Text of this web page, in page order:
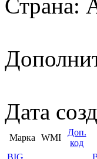
Страна:
Дата
Марка WMI
Доп.
код